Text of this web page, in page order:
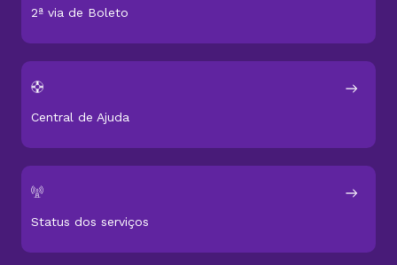
2ª via de Boleto
Central de Ajuda
Status dos serviços